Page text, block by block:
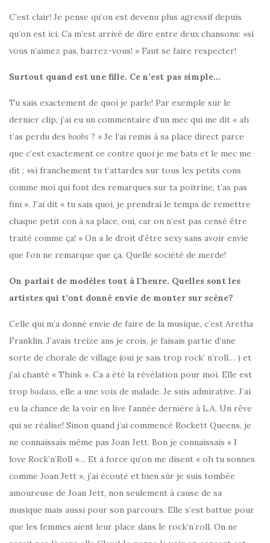
C’est clair! Je pense qu’on est devenu plus agressif depuis
qu’on est ici. Ca m’est arrivé de dire entre deux chansons: »si
vous n’aimez pas, barrez-vous! » Faut se faire respecter!
Surtout quand est une fille. Ce n’est pas simple…
Tu sais exactement de quoi je parle! Par exemple sur le
dernier clip, j’ai eu un commentaire d’un mec qui me dit « ah
t’as perdu des boobs ? » Je l’ai remis à sa place direct parce
que c’est exactement ce contre quoi je me bats et le mec me
dit : »si franchement tu t’attardes sur tous les petits cons
comme moi qui font des remarques sur ta poitrine, t’as pas
fini ». J’ai dit « tu sais quoi, je prendrai le temps de remettre
chaque petit con à sa place, oui, car on n’est pas censé être
traité comme ça! » On a le droit d’être sexy sans avoir envie
que l’on ne remarque que ça. Quelle société de merde!
On parlait de modèles tout à l’heure. Quelles sont les
artistes qui t’ont donné envie de monter sur scène?
Celle qui m’a donné envie de faire de la musique, c’est Aretha
Franklin. J’avais treize ans je crois, je faisais partie d’une
sorte de chorale de village (oui je sais trop rock’ n’roll… ) et
j’ai chanté « Think ». Ca a été la révélation pour moi. Elle est
trop badass, elle a une voix de malade. Je suis admirative. J’ai
eu la chance de la voir en live l’année dernière à L.A. Un rêve
qui se réalise! Sinon quand j’ai commencé Rockett Queens, je
ne connaissais même pas Joan Jett. Bon je connaissais « I
love Rock’n’Roll »… Et à force qu’on me disent « oh tu sonnes
comme Joan Jett », j’ai écouté et bien sûr je suis tombée
amoureuse de Joan Jett, non seulement à cause de sa
musique mais aussi pour son parcours. Elle s’est battue pour
que les femmes aient leur place dans le rock’n’roll. On ne